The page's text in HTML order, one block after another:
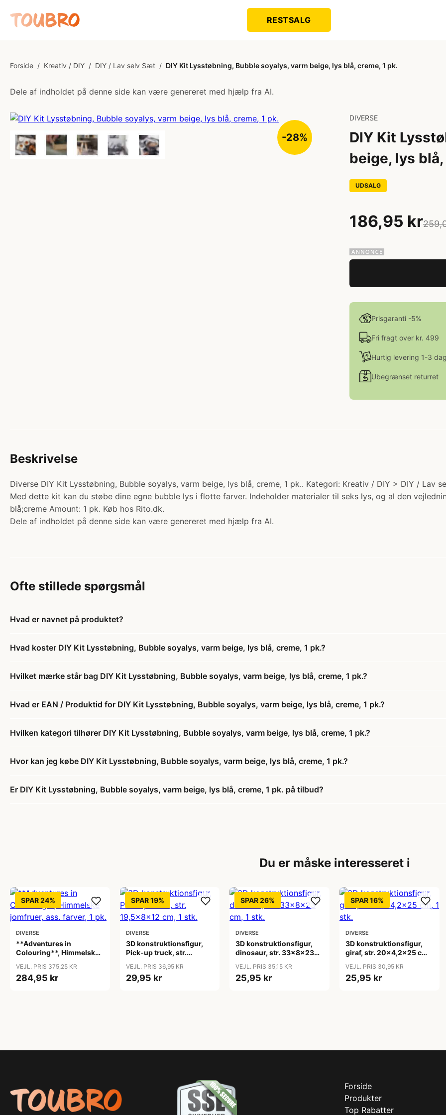
RESTSALG
Forside / Kreativ / DIY / DIY / Lav selv Sæt / DIY Kit Lysstøbning, Bubble soyalys, varm beige, lys blå, creme, 1 pk.
Dele af indholdet på denne side kan være genereret med hjælp fra AI.
-28%
DIVERSE
DIY Kit
beige, lys
UDSALG
186,95 kr
Prisgaranti -5%
Fri fragt over kr. 499
Hurtig levering 1-3
Ubegrænset returret
Beskrivelse
Diverse DIY Kit Lysstøbning, Bubble soyalys, varm beige, lys blå, creme, 1 pk.. Kategori: Kreativ / DIY > DIY / Lav
Med dette kit kan du støbe dine egne bubble lys i flotte farver. Indeholder materialer til seks lys, og al den
blå;creme Amount: 1 pk. Køb hos Rito.dk.
Dele af indholdet på denne side kan være genereret med hjælp fra AI.
Ofte stillede spørgsmål
Hvad er navnet på produktet?
Hvad koster DIY Kit Lysstøbning, Bubble soyalys, varm beige, lys blå, creme, 1 pk.?
Hvilket mærke står bag DIY Kit Lysstøbning, Bubble soyalys, varm beige, lys blå, creme, 1 pk.?
Hvad er EAN / Produktid for DIY Kit Lysstøbning, Bubble soyalys, varm beige, lys blå, creme, 1 pk.?
Hvilken kategori tilhører DIY Kit Lysstøbning, Bubble soyalys, varm beige, lys blå, creme, 1 pk.?
Hvor kan jeg købe DIY Kit Lysstøbning, Bubble soyalys, varm beige, lys blå, creme, 1 pk.?
Er DIY Kit Lysstøbning, Bubble soyalys, varm beige, lys blå, creme, 1 pk. på tilbud?
Du er måske interesseret i
SPAR 24%
DIVERSE
**Adventures in
Colouring**, Himmelske
VEJL. PRIS 375,25 KR
284,95 kr
SPAR 19%
DIVERSE
3D konstruktionsfigur,
Pick-up truck, str.
VEJL. PRIS 36,95 KR
29,95 kr
SPAR 26%
DIVERSE
3D konstruktionsfigur,
dinosaur, str. 33x8x23
VEJL. PRIS 35,15 KR
25,95 kr
SPAR 16%
DIVERSE
3D konstruktionsfigur,
giraf, str. 20x4,2x25 cm,
VEJL. PRIS 30,95 KR
25,95 kr
Forside
Produkter
Top Rabatter